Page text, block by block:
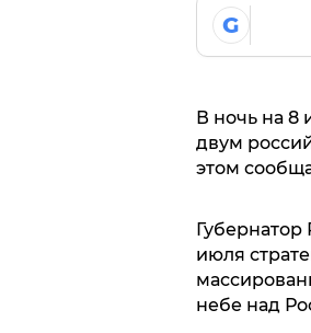
G
В ночь на
двум
этом
июля
небе над